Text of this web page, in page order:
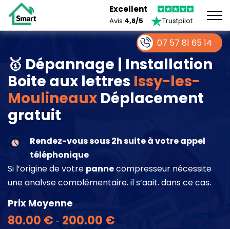
Excellent
Avis 4,8/5 Trustpilot
🥇 Dépannage | Installation
Boite aux lettres Issy-les-
Moulineaux Déplacement
gratuit
Rendez-vous sous 2h suite à votre appel
téléphonique
Si l’origine de votre pannecompresseur nécessite
une analyse complémentaire, il s’agit, dans ce cas,
d’une intervention à part entière demandant un
devis sur place.
Prix Moyenne
80.00 € - 200.00 €
07 57 81 65 14